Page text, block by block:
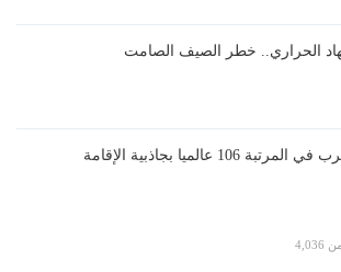
الحراري.. خطر الصيف الصامت
المرتبة 106 عالميا بجاذبية الإقامة